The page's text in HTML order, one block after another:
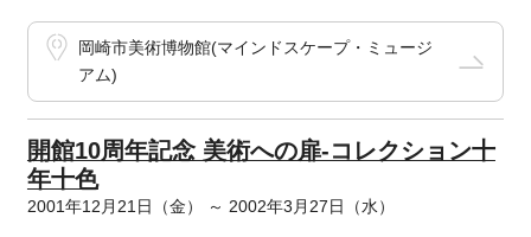
岡崎市美術博物館(マインドスケープ・ミュージ
アム)
開館10周年記念 美術への扉-コレクション十
年十色
2001年12月21日（金） ～ 2002年3月27日（水）